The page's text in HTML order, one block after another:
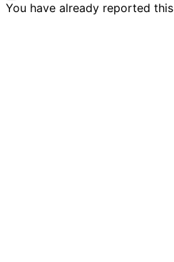
You have already reported this